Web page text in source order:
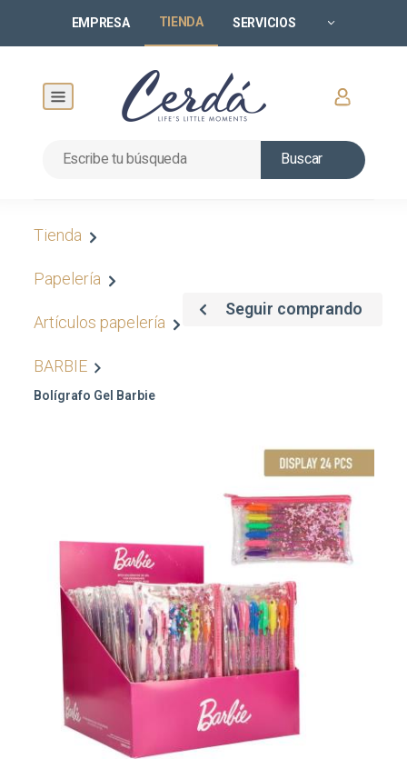
EMPRESA TIENDA SERVICIOS
Buscar
Tienda
Papelería
Artículos papelería
BARBIE
Bolígrafo Gel Barbie
Seguir comprando